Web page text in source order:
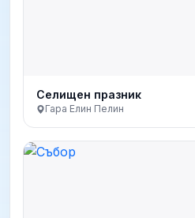
Селищен празник
Гара Елин Пелин